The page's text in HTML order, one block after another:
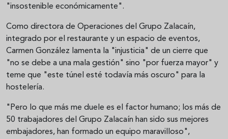
"insostenible económicamente".
Como directora de Operaciones del Grupo Zalacaín,
integrado por el restaurante y un espacio de eventos,
Carmen González lamenta la "injusticia" de un cierre que
"no se debe a una mala gestión" sino "por fuerza mayor" y
teme que "este túnel esté todavía más oscuro" para la
hostelería.
"Pero lo que más me duele es el factor humano; los más de
50 trabajadores del Grupo Zalacaín han sido sus mejores
embajadores, han formado un equipo maravilloso",